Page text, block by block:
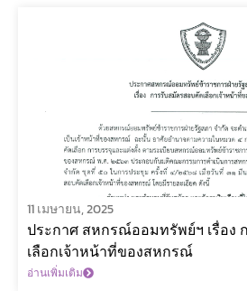
11 เมษายน, 2025
ประกาศ สหกรณ์ออมทรัพย์ฯ เรื่อง
เลือกเจ้าหน้าที่ของสหกรณ์
อ่านเพิ่มเติม